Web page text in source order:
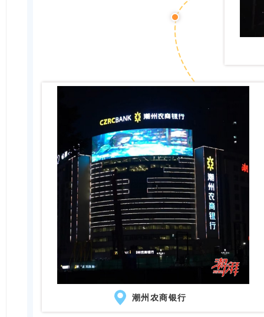
潮州农商银行